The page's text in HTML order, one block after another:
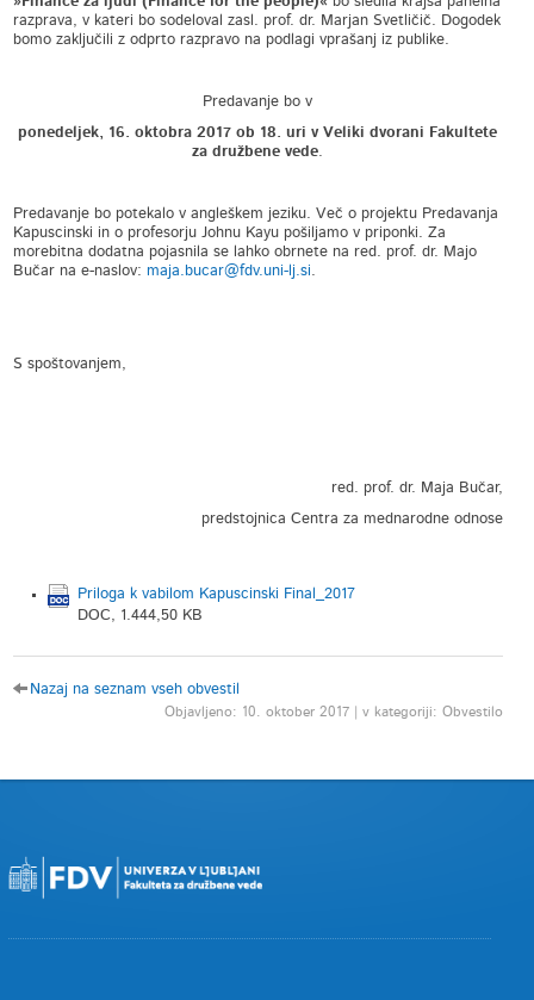
razprava, v kateri bo sodeloval zasl. prof. dr. Marjan Svetličič. Dogodek
bomo zaključili z odprto razpravo na podlagi vprašanj iz publike.
Predavanje bo v
ponedeljek, 16. oktobra 2017 ob 18. uri vVeliki dvorani Fakultete
za družbene vede.
Predavanje bo potekalo v angleškem jeziku. Več o projektu Predavanja
Kapuscinski in o profesorju Johnu Kayu pošiljamo v priponki. Za
morebitna dodatna pojasnila se lahko obrnete na red. prof. dr. Majo
Bučar na e-naslov: maja.bucar@fdv.uni-lj.si.
S spoštovanjem,
red. prof. dr. Maja Bučar,
predstojnica Centra za mednarodne odnose
Priloga k vabilom Kapuscinski Final_2017
DOC, 1.444,50 KB
Nazaj na seznam vseh obvestil
Objavljeno: 10. oktober 2017 | v kategoriji: Obvestilo